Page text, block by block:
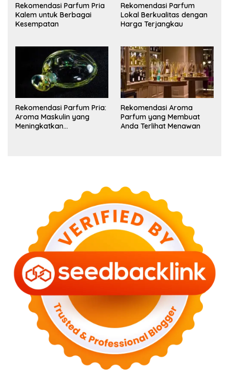
Rekomendasi Parfum Pria
Kalem untuk Berbagai
Kesempatan
Rekomendasi Parfum
Lokal Berkualitas dengan
Harga Terjangkau
Rekomendasi Parfum Pria:
Aroma Maskulin yang
Meningkatkan
Rekomendasi Aroma
Parfum yang Membuat
Anda Terlihat Menawan